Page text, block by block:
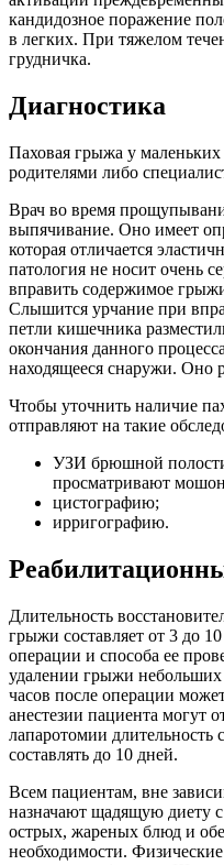
кандидозное поражение
в легких. При тяжелом
грудничка.
Диагностика
Паховая грыжа у
родителями либо
Врач во время
выпячивание. Оно имеет
которая отличается
патология не носит очень
вправить содержимое
Слышится урчание при
петли кишечника
окончания данного
находящееся снаружи. Оно
Чтобы уточнить наличие
отправляют на такие
УЗИ брюшной
просматривают
цистографию;
ирригографию.
Длительность
грыжи составляет от 3 до
операции и способа ее
удалении грыжи небольших
часов после операции
анестезии пациента могут
лапаротомии длительность
составлять до 10 дней.
Всем пациентам, вне
назначают щадящую диету
острых, жареных блюд и
необходимости.